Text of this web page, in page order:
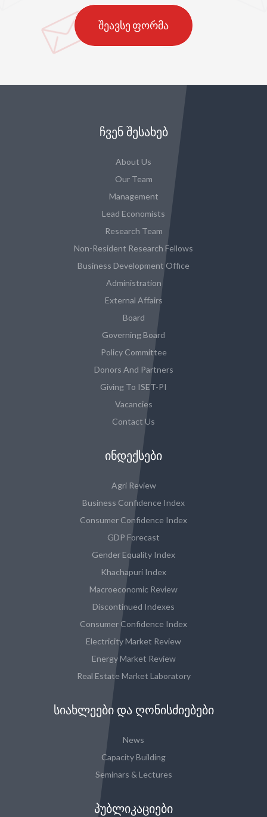
შეავსე ფორმა
ᲩᲕᲔᲜ ᲨᲔᲡᲐᲮᲔᲑ
About Us
Our Team
Management
Lead Economists
Research Team
Non-Resident Research Fellows
Business Development Office
Administration
External Affairs
Board
Governing Board
Policy Committee
Donors And Partners
Giving To ISET-PI
Vacancies
Contact Us
ᲘᲜᲓᲔᲥᲡᲔᲑᲘ
Agri Review
Business Confidence Index
Consumer Confidence Index
GDP Forecast
Gender Equality Index
Khachapuri Index
Macroeconomic Review
Discontinued Indexes
Consumer Confidence Index
Electricity Market Review
Energy Market Review
Real Estate Market Laboratory
ᲡᲘᲐᲮᲚᲔᲔᲑᲘ ᲓᲐ ᲦᲝᲜᲘᲡᲫᲘᲔᲑᲔᲑᲘ
News
Capacity Building
Seminars & Lectures
ᲞᲣᲑᲚᲘᲙᲐᲪᲘᲔᲑᲘ